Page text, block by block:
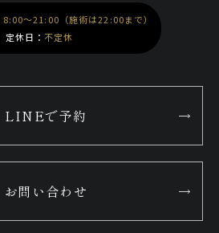
8:00～21:00（施術は22:00まで）
定休日：不定休
LINEで予約
お問い合わせ